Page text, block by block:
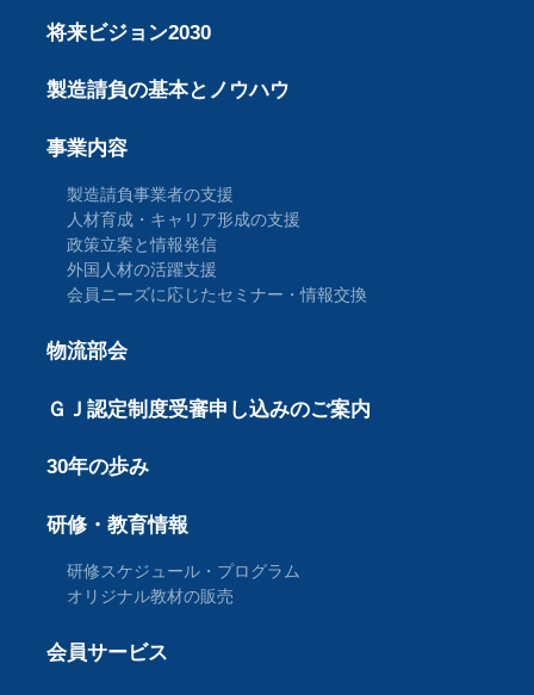
将来ビジョン2030
製造請負の基本とノウハウ
事業内容
製造請負事業者の支援
人材育成・キャリア形成の支援
政策立案と情報発信
外国人材の活躍支援
会員ニーズに応じたセミナー・情報交換
物流部会
ＧＪ認定制度受審申し込みのご案内
30年の歩み
研修・教育情報
研修スケジュール・プログラム
オリジナル教材の販売
会員サービス